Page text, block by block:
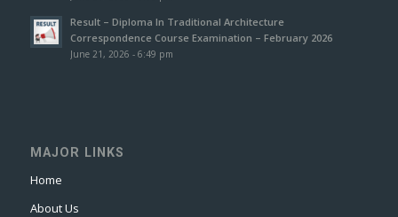
Result – Diploma In Traditional Architecture
Correspondence Course Examination – February 2026
June 21, 2026 - 6:49 pm
MAJOR LINKS
Home
About Us